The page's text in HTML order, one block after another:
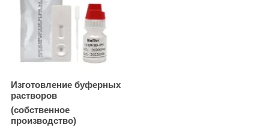
Изготовление буферных
растворов
(собственное
производство)